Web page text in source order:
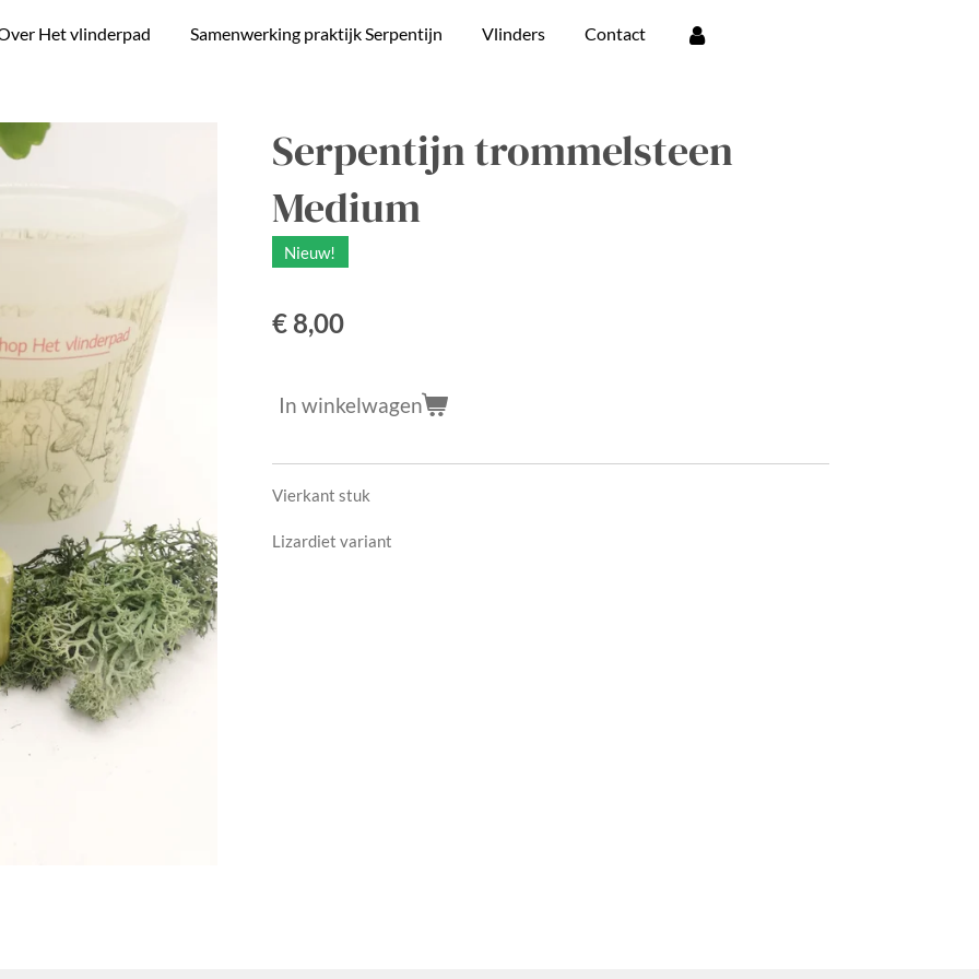
Het vlinderpad Samenwerking praktijk Serpentijn Vlinders Contact
Serpentijn trommelsteen
Medium
Nieuw!
€ 8,00
In winkelwagen
Vierkant stuk
Lizardiet variant